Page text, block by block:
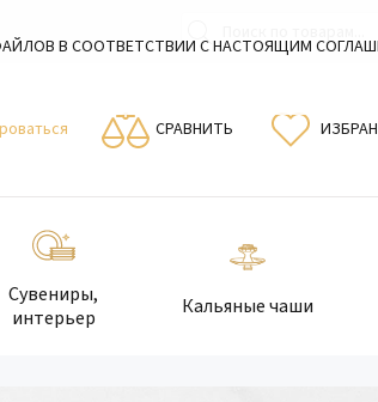
СРАВНИТЬ
Сувениры,
интерьер
Кальяные чаши
В СООТВЕТСТВИИ С НАСТОЯЩИМ